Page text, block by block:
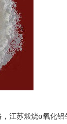
江苏煅烧α氧化铝